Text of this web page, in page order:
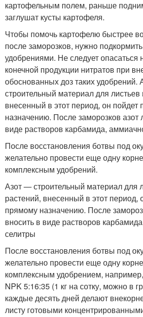
картофельным полем, раньше
заглушат кусты картофеля.
Чтобы помочь картофелю быстрее
после заморозков, нужно
удобрениями. Не следует опасаться
конечной продукции нитратов при
обоснованных доз таких удобрений.
строительный материал для листьев
внесенный в этот период, он пойдет
назначению. После заморозков азот
виде растворов карбамида,
После восстановления ботвы под
желательно провести еще одну
комплексным удобрений.
Азот — строительный материал для
растений, внесенный в этот период,
прямому назначению. После
вносить в виде растворов
селитры
После восстановления ботвы под
желательно провести еще одну
комплексным удобрением,
NPK 5:16:35 (1 кг на сотку, можно в
каждые десять дней делают
листу готовыми